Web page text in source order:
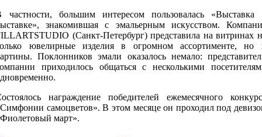
частности, большим интересом пользовалась «Выставка
знакомившая с эмальерным искусством.
(Санкт-Петербург) представила на витринах
ювелирные изделия в огромном ассортименте, но
Поклонников эмали оказалось немало:
приходилось общаться с несколькими
награждение победителей ежемесячного
самоцветов». В этом месяце он проходил под
март».